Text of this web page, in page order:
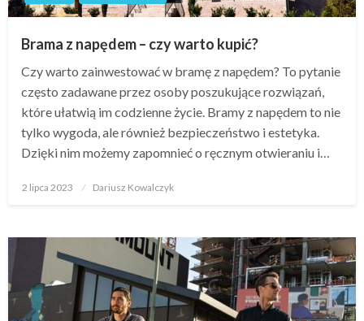
Brama z napędem – czy warto kupić?
Czy warto zainwestować w bramę z napędem? To pytanie
często zadawane przez osoby poszukujące rozwiązań,
które ułatwią im codzienne życie. Bramy z napędem to nie
tylko wygoda, ale również bezpieczeństwo i estetyka.
Dzięki nim możemy zapomnieć o ręcznym otwieraniu i…
Opublikowane
2 lipca 2023 Dariusz Kowalczyk